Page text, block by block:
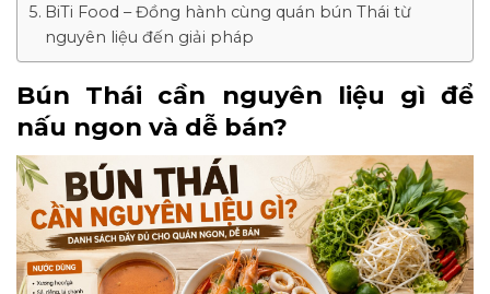
BiTi Food – Đồng hành cùng quán bún Thái từ
nguyên liệu đến giải pháp
Bún Thái cần nguyên liệu gì để
nấu ngon và dễ bán?